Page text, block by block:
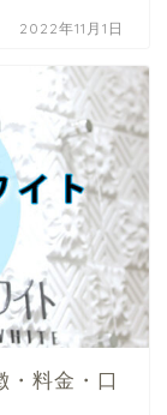
2022年11月1日
・料金・口